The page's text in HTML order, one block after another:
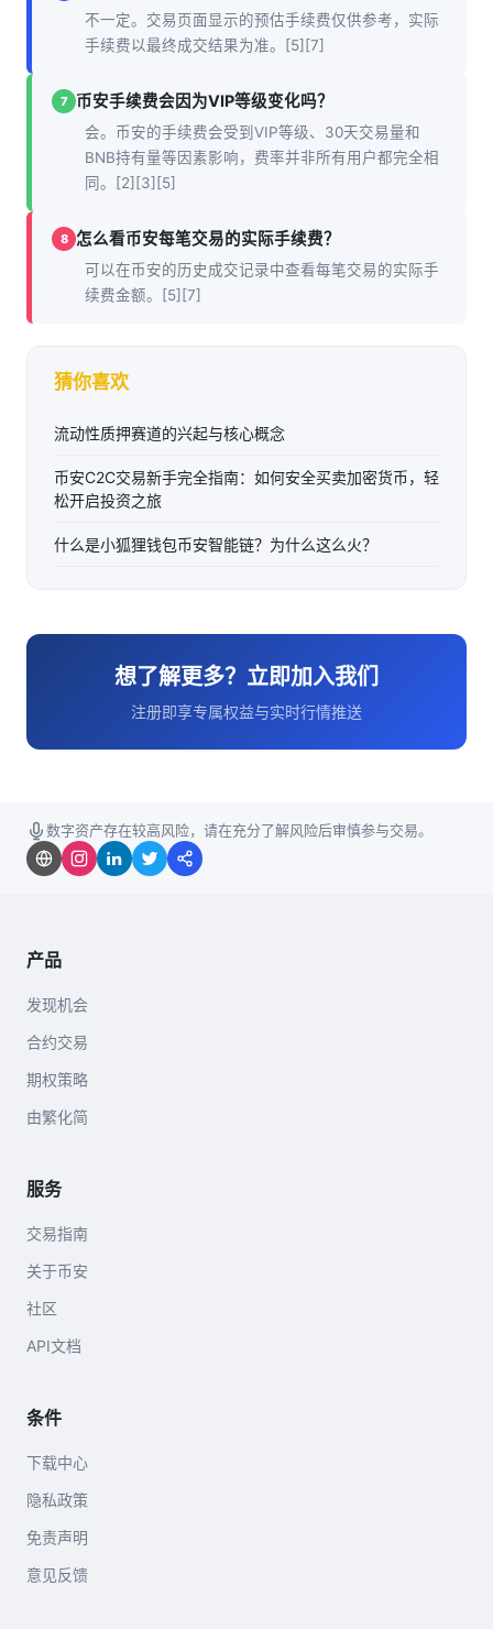
不一定。交易页面显示的预估手续费仅供参考，实际
手续费以最终成交结果为准。[5][7]
7 币安手续费会因为VIP等级变化吗？
会。币安的手续费会受到VIP等级、30天交易量和
BNB持有量等因素影响，费率并非所有用户都完全相
同。[2][3][5]
8 怎么看币安每笔交易的实际手续费？
可以在币安的历史成交记录中查看每笔交易的实际手
续费金额。[5][7]
猜你喜欢
流动性质押赛道的兴起与核心概念
币安C2C交易新手完全指南：如何安全买卖加密货币，轻
松开启投资之旅
什么是小狐狸钱包币安智能链？为什么这么火？
想了解更多？立即加入我们
注册即享专属权益与实时行情推送
数字资产存在较高风险，请在充分了解风险后审慎参与交易。
产品
发现机会
合约交易
期权策略
由繁化简
服务
交易指南
关于币安
社区
API文档
条件
下载中心
隐私政策
免责声明
意见反馈